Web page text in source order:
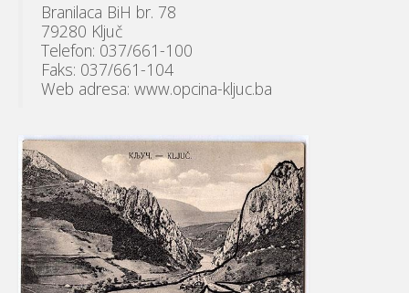
Branilaca BiH br. 78
79280 Ključ
Telefon: 037/661-100
Faks: 037/661-104
Web adresa: www.opcina-kljuc.ba